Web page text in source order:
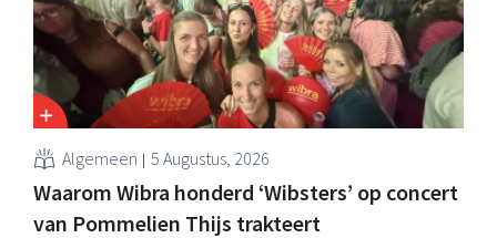
Algemeen 5 Augustus, 2026
Waarom Wibra honderd ‘Wibsters’ op concert
van Pommelien Thijs trakteert